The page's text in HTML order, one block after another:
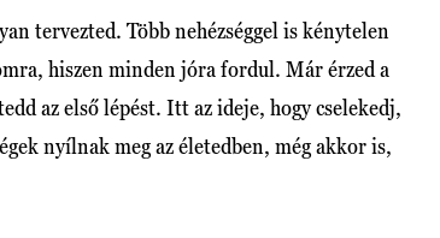
tervezted. Több nehézséggel is kénytelen
hiszen minden jóra fordul. Már érzed a
az első lépést. Itt az ideje, hogy cselekedj,
nyílnak meg az életedben, még akkor is,